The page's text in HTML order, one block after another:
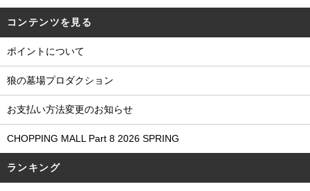
コンテンツを見る
ポイントについて
狼の墓場プロダクション
お支払い方法変更のお知らせ
CHOPPING MALL Part 8 2026 SPRING
ランキング